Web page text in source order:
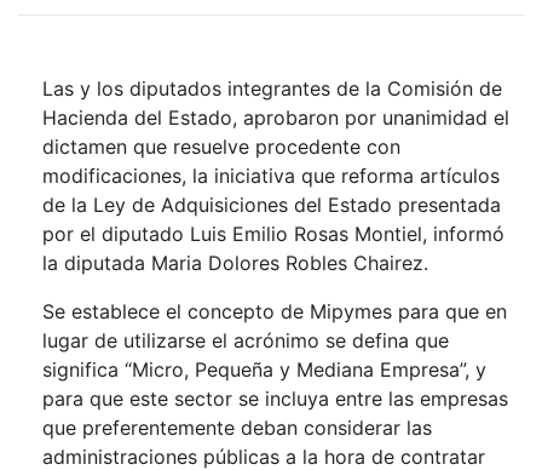
Las y los diputados integrantes de la Comisión de
Hacienda del Estado, aprobaron por unanimidad el
dictamen que resuelve procedente con
modificaciones, la iniciativa que reforma artículos
de la Ley de Adquisiciones del Estado presentada
por el diputado Luis Emilio Rosas Montiel, informó
la diputada Maria Dolores Robles Chairez.
Se establece el concepto de Mipymes para que en
lugar de utilizarse el acrónimo se defina que
significa “Micro, Pequeña y Mediana Empresa”, y
para que este sector se incluya entre las empresas
que preferentemente deban considerar las
administraciones públicas a la hora de contratar